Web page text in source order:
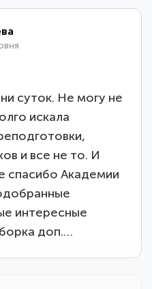
суток. Не могу не
искала
и все не то. И
спасибо Академии
интересные
доп.…